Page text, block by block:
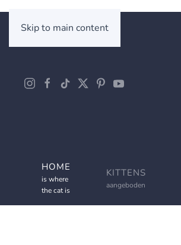
Skip to main content
HOME
is where
the cat is
KITTENS
aangeboden